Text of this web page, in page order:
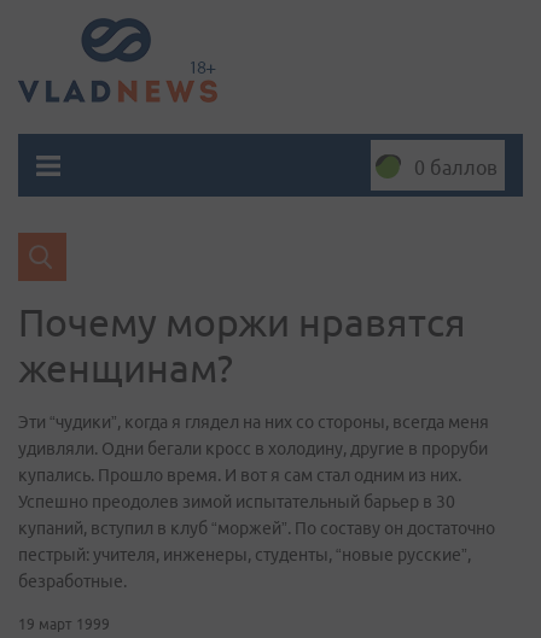
0 баллов
Почему моржи нравятся
женщинам?
Эти “чудики”, когда я глядел на них со стороны, всегда меня
удивляли. Одни бегали кросс в холодину, другие в проруби
купались. Прошло время. И вот я сам стал одним из них.
Успешно преодолев зимой испытательный барьер в 30
купаний, вступил в клуб “моржей”. По составу он достаточно
пестрый: учителя, инженеры, студенты, “новые русские”,
безработные.
19 март 1999